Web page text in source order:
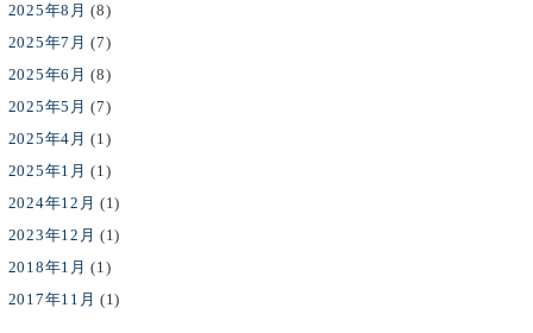
2025年8月 (8)
2025年7月 (7)
2025年6月 (8)
2025年5月 (7)
2025年4月 (1)
2025年1月 (1)
2024年12月 (1)
2023年12月 (1)
2018年1月 (1)
2017年11月 (1)